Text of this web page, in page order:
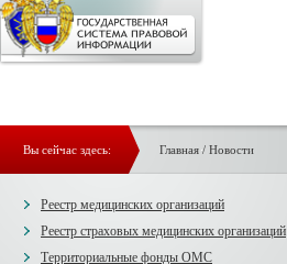
Вы сейчас здесь: Главная/ Новости
Реестр медицинских организаций
Реестр страховых медицинских организаций
Территориальные фонды ОМС